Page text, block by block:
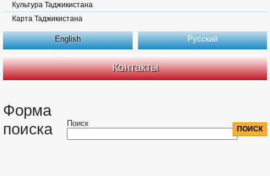
Культура Таджикистана
Карта Таджикистана
English Русский
Контакты
Форма
поиска
Поиск